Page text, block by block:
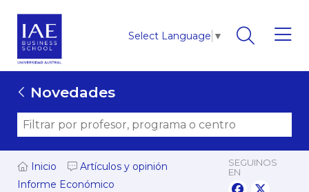
Select Language ▼
Novedades
Inicio
Artículos y opinión
Informe Económico
SEGUINOS
EN